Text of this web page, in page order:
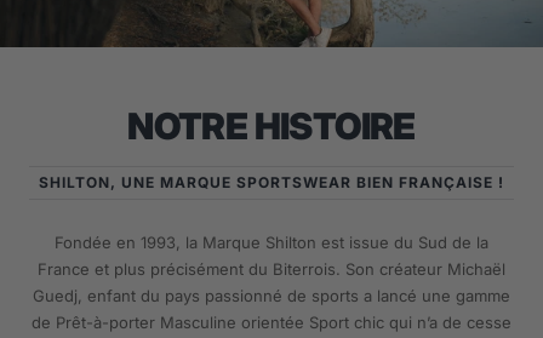
NOTRE HISTOIRE
SHILTON, UNE MARQUE SPORTSWEAR BIEN FRANÇAISE !
Fondée en 1993, la Marque Shilton est issue du Sud de la
France et plus précisément du Biterrois. Son créateur Michaël
Guedj, enfant du pays passionné de sports a lancé une gamme
de Prêt-à-porter Masculine orientée Sport chic qui n’a de cesse